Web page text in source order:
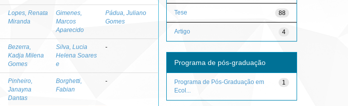
Lopes, Renata
Miranda
Gimenes,
Marcos
Aparecido
Pádua, Juliano
Gomes
Bezerra,
Kadja Milena
Gomes
Silva, Lucia
Helena Soares
e
-
Pinheiro,
Janayna
Dantas
Borghetti,
Fabian
-
88
Tese
4
Artigo
Programa de pós-graduação
1
Programa de Pós-Graduação em
Ecol...